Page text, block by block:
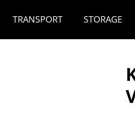
TRANSPORT STORAGE